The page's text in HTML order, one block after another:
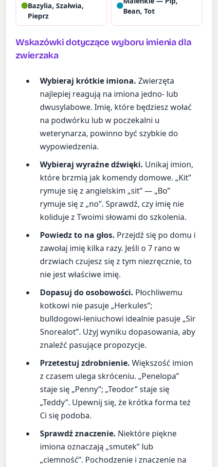
Bazylia, Szałwia,
Pieprz
Bean, Tot
Wskazówki dotyczące wyboru imienia dla
zwierzaka
Wybieraj krótkie imiona. Zwierzęta
najlepiej reagują na imiona jedno- lub
dwusylabowe. Imię, które będziesz wołać
na podwórku lub w poczekalni u
weterynarza, powinno być szybkie do
wypowiedzenia.
Wybieraj wyraźne dźwięki. Unikaj imion,
które brzmią jak komendy domowe. „Kit”
rymuje się z angielskim „sit” — „Bo”
rymuje się z „no”. Sprawdź, czy imię nie
koliduje z Twoimi słowami do szkolenia.
Powiedz to na głos. Przejdź się po domu i
zawołaj imię kilka razy. Jeśli o 7 rano w
drzwiach czujesz się z tym niezręcznie, to
nie jest właściwe imię.
Dopasuj do osobowości. Płochliwemu
kotkowi nie pasuje „Herkules”;
bulldogowi-leniuchowi idealnie pasuje „Sir
Snorealot”. Użyj wyniku dopasowania, aby
znaleźć pasujące propozycje.
Przetestuj zdrobnienie. Większość imion
z czasem ulega skróceniu. „Penelopa”
staje się „Penny”; „Teodor” staje się
„Teddy”. Upewnij się, że krótka forma też
Ci się podoba.
Sprawdź znaczenie. Niektóre piękne
imiona oznaczają „smutek” lub
„ciemność”. Pochodzenie i znaczenie na